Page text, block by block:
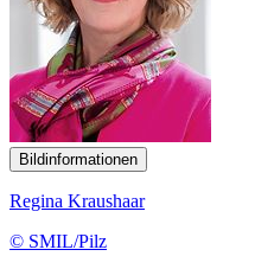
Bildinformationen
Regina Kraushaar
© SMIL/Pilz